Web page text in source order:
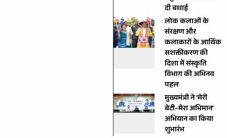
दी बधाई
लोक कलाओं के
संरक्षण और
कलाकारों के आर्थिक
सशक्तीकरण की
दिशा में संस्कृति
विभाग की अभिनव
पहल
मुख्यमंत्री ने ‘मेरी
बेटी–मेरा अभिमान’
अभियान का किया
शुभारंभ